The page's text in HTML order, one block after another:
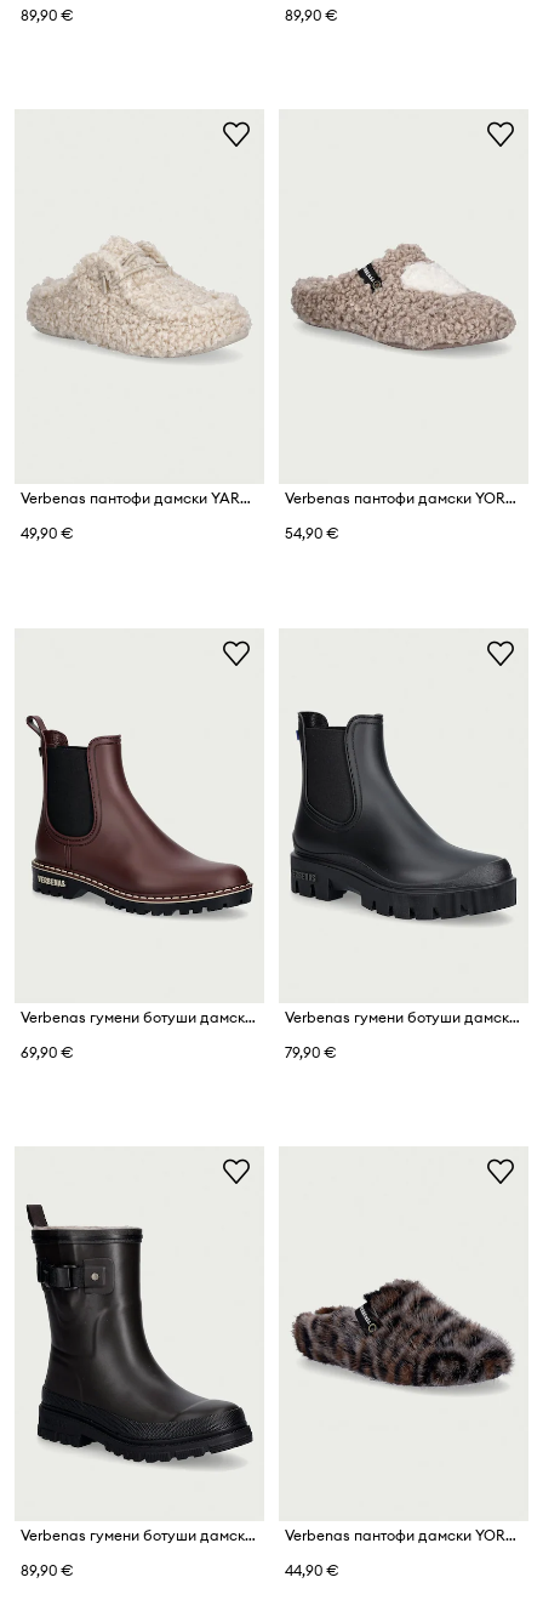
89,90 €
89,90 €
Verbenas пантофи дамски YARA CURLY
49,90 €
Verbenas пантофи дамски YORK CURLY VALENTINE
54,90 €
Verbenas гумени ботуши дамски GAUDI DOWNTOWN
69,90 €
Verbenas гумени ботуши дамски MAE MATE
79,90 €
Verbenas гумени ботуши дамски LINA FUR SMOOTH
89,90 €
Verbenas пантофи дамски YORK FELINE
44,90 €